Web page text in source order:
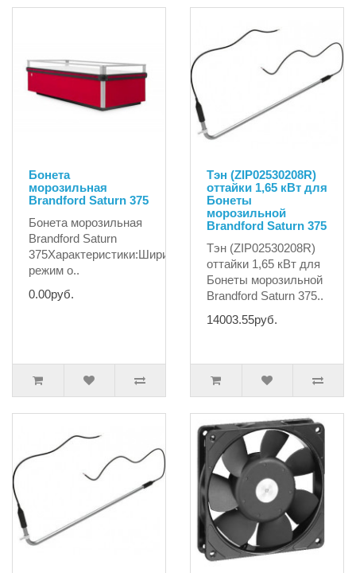
Бонета
морозильная
Brandford Saturn 375
Бонета морозильная
Brandford Saturn
режим о..
0.00руб.
Тэн (ZIP02530208R)
оттайки 1,65 кВт для
Бонеты
морозильной
Brandford Saturn 375
Тэн (ZIP02530208R)
оттайки 1,65 кВт для
Бонеты морозильной
Brandford Saturn 375..
14003.55руб.